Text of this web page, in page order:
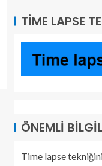
TIME LAPSE
ÖNEMLI
Time lapse